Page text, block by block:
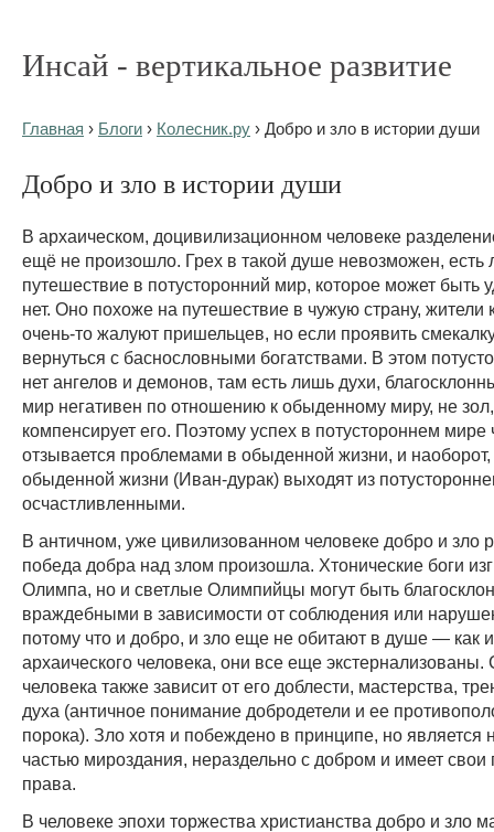
Инсай - вертикальное развитие
Главная › Блоги › Колесник.ру › Добро и зло в истории души
Добро и зло в истории души
В архаическом, доцивилизационном человеке
ещё не произошло. Грех в такой душе невозможен, есть
путешествие в потусторонний мир, которое может быть
нет. Оно похоже на путешествие в чужую страну, жители
очень-то жалуют пришельцев, но если проявить
вернуться с баснословными богатствами. В этом
нет ангелов и демонов, там есть лишь духи,
мир негативен по отношению к обыденному миру, не
компенсирует его. Поэтому успех в потустороннем мире
отзывается проблемами в обыденной жизни, и наоборот,
обыденной жизни (Иван-дурак) выходят из
осчастливленными.
В античном, уже цивилизованном человеке добро и зло
победа добра над злом произошла. Хтонические боги
Олимпа, но и светлые Олимпийцы могут быть
враждебными в зависимости от соблюдения или
потому что и добро, и зло еще не обитают в душе — как
архаического человека, они все еще экстернализованы.
человека также зависит от его доблести, мастерства,
духа (античное понимание добродетели и ее
порока). Зло хотя и побеждено в принципе, но является
частью мироздания, нераздельно с добром и имеет
права.
В человеке эпохи торжества христианства добро и зло